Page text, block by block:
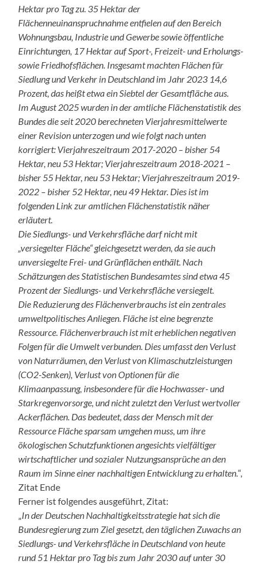
Hektar pro Tag zu. 35 Hektar der
Flächenneuinanspruchnahme entfielen auf den Bereich
Wohnungsbau, Industrie und Gewerbe sowie öffentliche
Einrichtungen, 17 Hektar auf Sport-, Freizeit- und Erholungs-
sowie Friedhofsflächen. Insgesamt machten Flächen für
Siedlung und Verkehr in Deutschland im Jahr 2023 14,6
Prozent, das heißt etwa ein Siebtel der Gesamtfläche aus.
Im August 2025 wurden in der amtliche Flächenstatistik des
Bundes die seit 2020 berechneten Vierjahresmittelwerte
einer Revision unterzogen und wie folgt nach unten
korrigiert: Vierjahreszeitraum 2017-2020 – bisher 54
Hektar, neu 53 Hektar; Vierjahreszeitraum 2018-2021 –
bisher 55 Hektar, neu 53 Hektar; Vierjahreszeitraum 2019-
2022 – bisher 52 Hektar, neu 49 Hektar. Dies ist im
folgenden Link zur amtlichen Flächenstatistik näher
erläutert.
Die Siedlungs- und Verkehrsfläche darf nicht mit
„versiegelter Fläche“ gleichgesetzt werden, da sie auch
unversiegelte Frei- und Grünflächen enthält. Nach
Schätzungen des Statistischen Bundesamtes sind etwa 45
Prozent der Siedlungs- und Verkehrsfläche versiegelt.
Die Reduzierung des Flächenverbrauchs ist ein zentrales
umweltpolitisches Anliegen. Fläche ist eine begrenzte
Ressource. Flächenverbrauch ist mit erheblichen negativen
Folgen für die Umwelt verbunden. Dies umfasst den Verlust
von Naturräumen, den Verlust von Klimaschutzleistungen
(CO2-Senken), Verlust von Optionen für die
Klimaanpassung, insbesondere für die Hochwasser- und
Starkregenvorsorge, und nicht zuletzt den Verlust wertvoller
Ackerflächen. Das bedeutet, dass der Mensch mit der
Ressource Fläche sparsam umgehen muss, um ihre
ökologischen Schutzfunktionen angesichts vielfältiger
wirtschaftlicher und sozialer Nutzungsansprüche an den
Raum im Sinne einer nachhaltigen Entwicklung zu erhalten.“,
Zitat Ende
Ferner ist folgendes ausgeführt, Zitat:
„In der Deutschen Nachhaltigkeitsstrategie hat sich die
Bundesregierung zum Ziel gesetzt, den täglichen Zuwachs an
Siedlungs- und Verkehrsfläche in Deutschland von heute
rund 51 Hektar pro Tag bis zum Jahr 2030 auf unter 30